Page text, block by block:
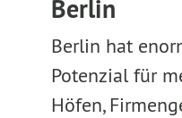
Berlin
Berlin hat
Potenzial für
Höfen,